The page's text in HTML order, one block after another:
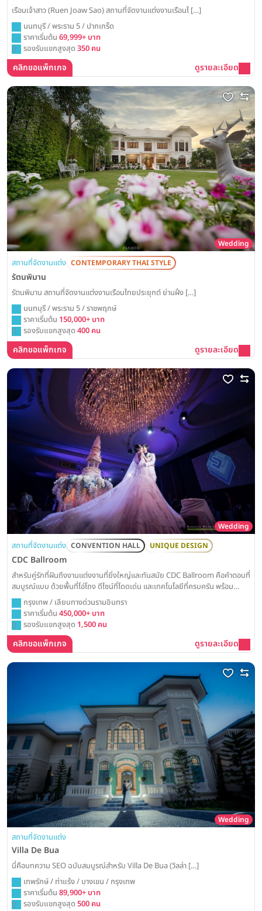
เรือนเจ้าสาว (Ruen Joaw Sao) สถานที่จัดงานแต่งงานเรือนไ […]
นนทบุรี / พระราม 5 / ปากเกร็ด
ราคาเริ่มต้น 69,999+ บาท
รองรับแขกสูงสุด 350 คน
คลิกขอแพ็กเกจ ดูรายละเอียด
Wedding
สถานที่จัดงานแต่ง CONTEMPORARY THAI STYLE
รัตนพิมาน
รัตนพิมาน สถานที่จัดงานแต่งงานเรือนไทยประยุกต์ ย่านฝั่ง […]
นนทบุรี / พระราม 5 / ราชพฤกษ์
ราคาเริ่มต้น 150,000+ บาท
รองรับแขกสูงสุด 400 คน
คลิกขอแพ็กเกจ ดูรายละเอียด
Wedding
สถานที่จัดงานแต่ง CONVENTION HALL UNIQUE DESIGN
CDC Ballroom
สำหรับคู่รักที่ฝันถึงงานแต่งงานที่ยิ่งใหญ่และทันสมัย CDC Ballroom คือคำตอบที่
สมบูรณ์แบบ ด้วยพื้นที่โอ่โถง ดีไซน์ที่โดดเด่น และเทคโนโลยีที่ครบครัน พร้อม
เนรมิตทุกจินตนาการของคุณให้เป็นจริงอย่างน่าประทับใจ
กรุงเทพ / เลียบทางด่วนรามอินทรา
ราคาเริ่มต้น 450,000+ บาท
รองรับแขกสูงสุด 1,500 คน
คลิกขอแพ็กเกจ ดูรายละเอียด
Wedding
สถานที่จัดงานแต่ง
Villa De Bua
นี่คือบทความ SEO ฉบับสมบูรณ์สำหรับ Villa De Bua (วิลล่า […]
เทพรักษ์ / ท่าแร้ง / บางเขน / กรุงเทพ
ราคาเริ่มต้น 89,900+ บาท
รองรับแขกสูงสุด 500 คน